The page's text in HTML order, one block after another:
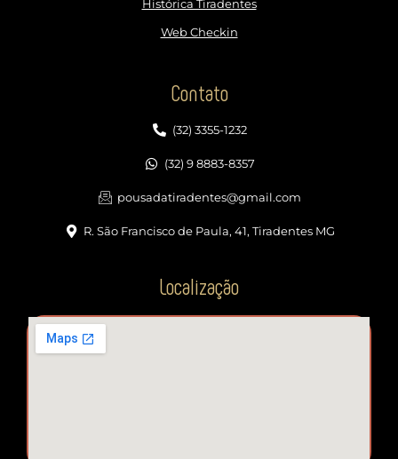
Histórica Tiradentes
Web Checkin
Contato
(32) 3355-1232
(32) 9 8883-8357
pousadatiradentes@gmail.com
R. São Francisco de Paula, 41, Tiradentes MG
Localização